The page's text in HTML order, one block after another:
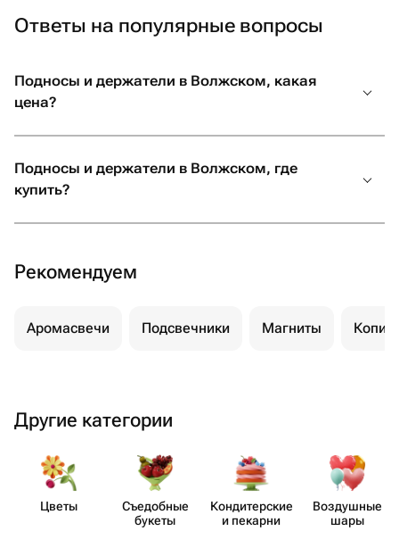
Ответы на популярные вопросы
Подносы и держатели в Волжском, какая
цена?
Подносы и держатели в Волжском, где
купить?
Рекомендуем
Аромасвечи Подсвечники Магниты
Другие категории
Цветы
Съедобные
букеты
Кондит​ерские
и пекарни
Воздушные
шары